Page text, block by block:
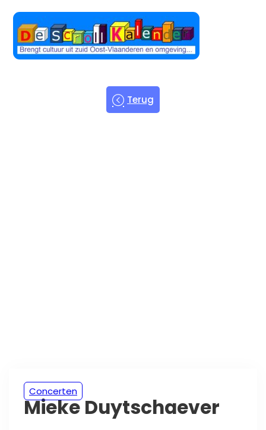
Terug
Concerten
Mieke Duytschaever